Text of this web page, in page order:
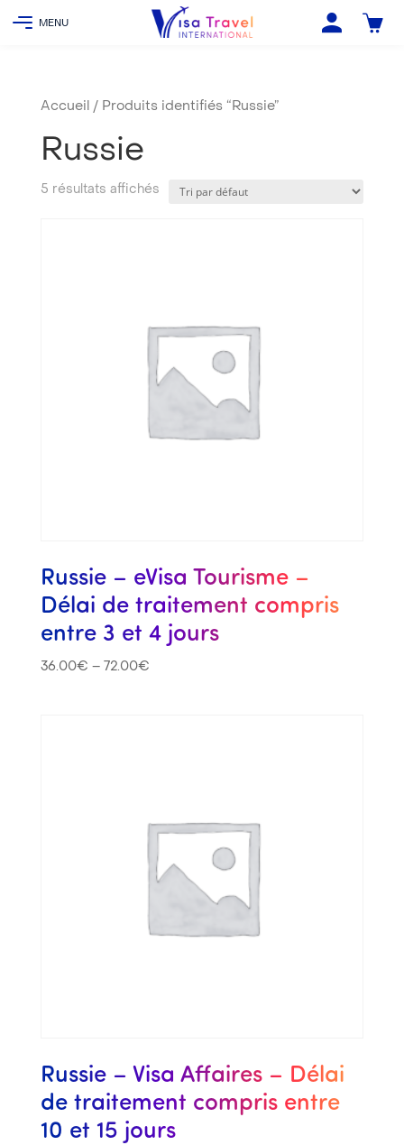
Accueil / Produits identifiés “Russie”
Russie
5 résultats affichés
Russie – eVisa Tourisme –
Délai de traitement compris
entre 3 et 4 jours
36.00€ – 72.00€
Russie – Visa Affaires – Délai
de traitement compris entre
10 et 15 jours